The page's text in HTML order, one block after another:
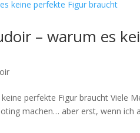
– warum es
perfekte Figur braucht Viele
machen… aber erst, wenn ich